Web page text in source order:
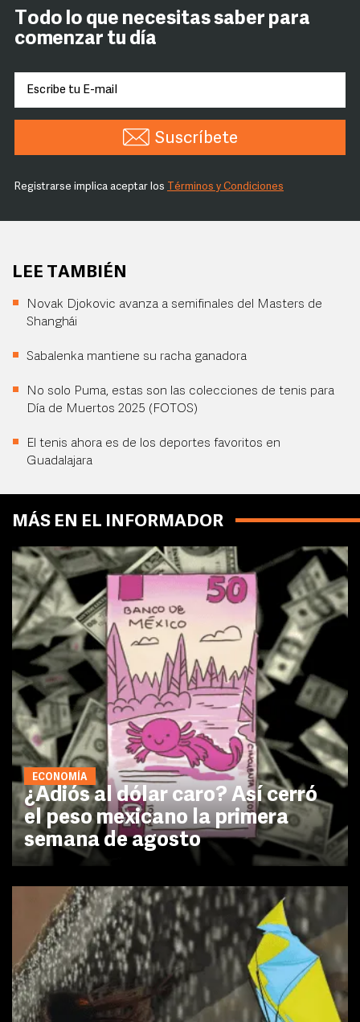
Todo lo que necesitas saber para
comenzar tu día
Suscríbete
Registrarse implica aceptar los Términos y Condiciones
LEE TAMBIÉN
Novak Djokovic avanza a semifinales del Masters de
Shanghái
Sabalenka mantiene su racha ganadora
No solo Puma, estas son las colecciones de tenis para
Día de Muertos 2025 (FOTOS)
El tenis ahora es de los deportes favoritos en
Guadalajara
MÁS EN EL INFORMADOR
ECONOMÍA
¿Adiós al dólar caro? Así cerró
el peso mexicano la primera
semana de agosto